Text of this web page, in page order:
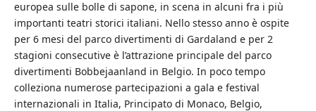
europea sulle bolle di sapone, in scena in alcuni fra i più
importanti teatri storici italiani. Nello stesso anno è ospite
per 6 mesi del parco divertimenti di Gardaland e per 2
stagioni consecutive è l’attrazione principale del parco
divertimenti Bobbejaanland in Belgio. In poco tempo
colleziona numerose partecipazioni a gala e festival
internazionali in Italia, Principato di Monaco, Belgio,